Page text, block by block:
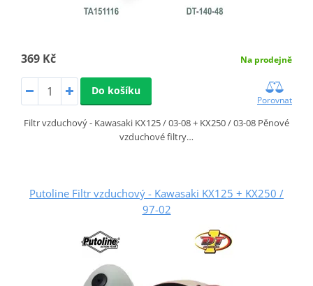
369 Kč Na prodejně
Do košíku
Porovnat
Filtr vzduchový - Kawasaki KX125 / 03-08 + KX250 / 03-08 Pěnové
vzduchové filtry…
Putoline Filtr vzduchový - Kawasaki KX125 + KX250 /
97-02